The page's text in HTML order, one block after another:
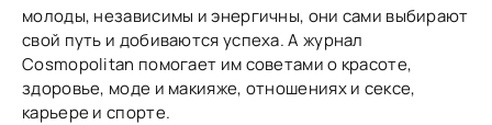
молоды, независимы и энергичны, они сами выбирают
свой путь и добиваются успеха. А журнал
Cosmopolitan помогает им советами о красоте,
здоровье, моде и макияже, отношениях и сексе,
карьере и спорте.